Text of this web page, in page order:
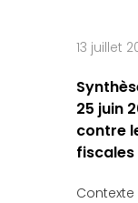
13 juillet
25 juin
contre